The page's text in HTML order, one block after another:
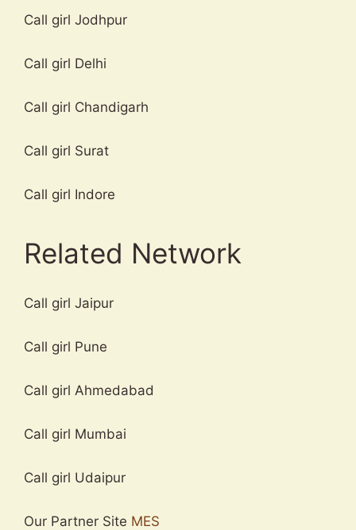
Call girl Jodhpur
Call girl Delhi
Call girl Chandigarh
Call girl Surat
Call girl Indore
Related Network
Call girl Jaipur
Call girl Pune
Call girl Ahmedabad
Call girl Mumbai
Call girl Udaipur
Our Partner Site MES